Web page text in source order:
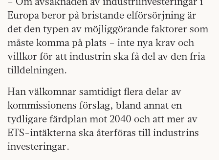
Europa beror på bristande elförsörjning är
det den typen av möjliggörande faktorer som
måste komma på plats – inte nya krav och
villkor för att industrin ska få del av den fria
tilldelningen.
Han välkomnar samtidigt flera delar av
kommissionens förslag, bland annat en
tydligare färdplan mot 2040 och att mer av
ETS-intäkterna ska återföras till industrins
investeringar.